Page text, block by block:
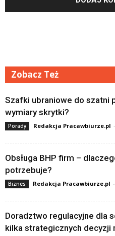
Zobacz Też
Szafki ubraniowe do szatni
wymiary skrytki?
Porady Redakcja Pracawbiurze.pl -
Obsługa BHP firm –
potrzebuje?
Biznes Redakcja Pracawbiurze.pl -
Doradztwo regulacyjne dla
kilka strategicznych decyzji